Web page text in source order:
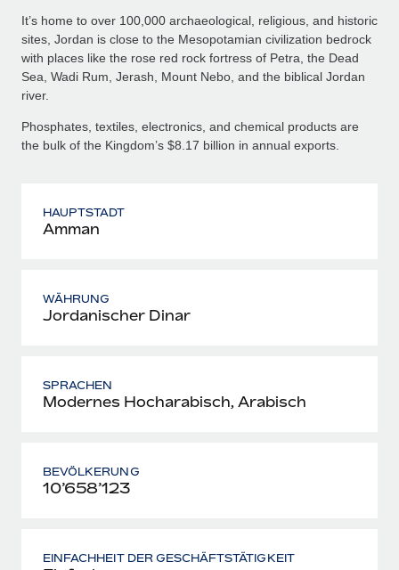
It’s home to over 100,000 archaeological, religious, and historic
sites, Jordan is close to the Mesopotamian civilization bedrock
with places like the rose red rock fortress of Petra, the Dead
Sea, Wadi Rum, Jerash, Mount Nebo, and the biblical Jordan
river.
Phosphates, textiles, electronics, and chemical products are
the bulk of the Kingdom’s $8.17 billion in annual exports.
HAUPTSTADT
Amman
WÄHRUNG
Jordanischer Dinar
SPRACHEN
Modernes Hocharabisch, Arabisch
BEVÖLKERUNG
10’658’123
EINFACHHEIT DER GESCHÄFTSTÄTIGKEIT